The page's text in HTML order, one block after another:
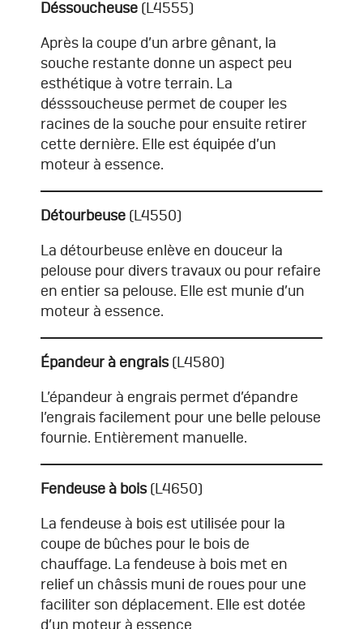
Déssoucheuse (L4555)
Après la coupe d’un arbre gênant, la
souche restante donne un aspect peu
esthétique à votre terrain. La
désssoucheuse permet de couper les
racines de la souche pour ensuite retirer
cette dernière. Elle est équipée d’un
moteur à essence.
Détourbeuse (L4550)
La détourbeuse enlève en douceur la
pelouse pour divers travaux ou pour refaire
en entier sa pelouse. Elle est munie d’un
moteur à essence.
Épandeur à engrais(L4580)
L’épandeur à engrais permet d’épandre
l’engrais facilement pour une belle pelouse
fournie. Entièrement manuelle.
Fendeuse à bois(L4650)
La fendeuse à bois est utilisée pour la
coupe de bûches pour le bois de
chauffage. La fendeuse à bois met en
relief un châssis muni de roues pour une
faciliter son déplacement. Elle est dotée
d’un moteur à essence